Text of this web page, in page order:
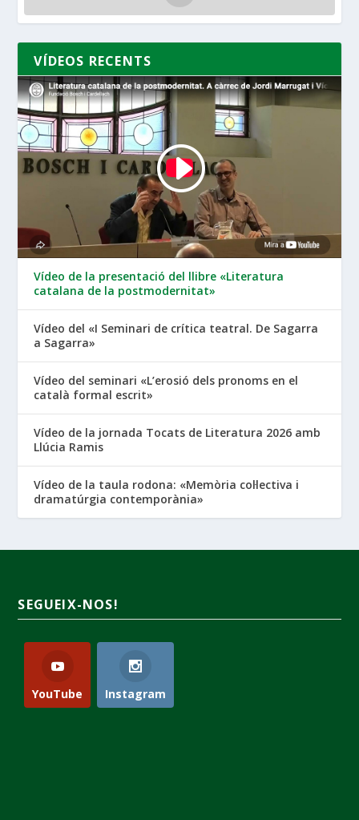
VÍDEOS RECENTS
Vídeo de la presentació del llibre «Literatura
catalana de la postmodernitat»
Vídeo del «I Seminari de crítica teatral. De Sagarra
a Sagarra»
Vídeo del seminari «L’erosió dels pronoms en el
català formal escrit»
Vídeo de la jornada Tocats de Literatura 2026 amb
Llúcia Ramis
Vídeo de la taula rodona: «Memòria col·lectiva i
dramatúrgia contemporània»
SEGUEIX-NOS!
YouTube Instagram